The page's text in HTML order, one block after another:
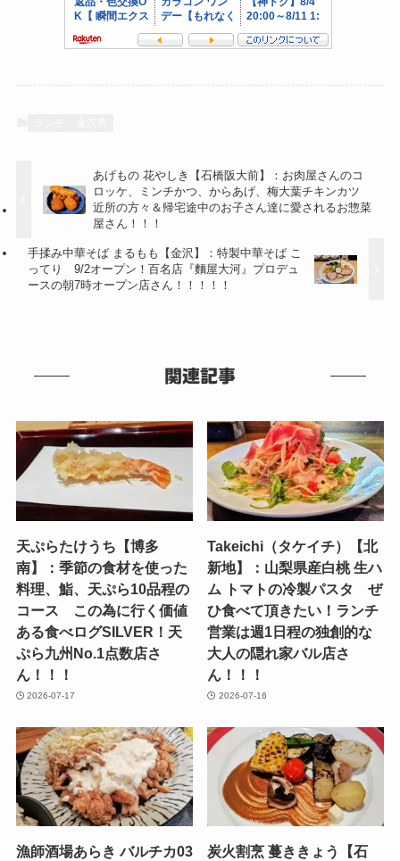
あげもの 花やしき【石橋阪大前】：お肉屋さんのコ
ロッケ、ミンチかつ、からあげ、梅大葉チキンカツ
近所の方々＆帰宅途中のお子さん達に愛されるお惣菜
屋さん！！！
手揉み中華そば まるもも【金沢】：特製中華そば こ
ってり 9/2オープン！百名店『麵屋大河』プロデュ
ースの朝7時オープン店さん！！！！！
関連記事
天ぷらたけうち【博多
南】：季節の食材を使った
料理、鮨、天ぷら10品程の
コース この為に行く価値
ある食べログSILVER！天
ぷら九州No.1点数店さ
ん！！！
2026-07-17
Takeichi（タケイチ）【北
新地】：山梨県産白桃 生ハ
ム トマトの冷製パスタ ぜ
ひ食べて頂きたい！ランチ
営業は週1日程の独創的な
大人の隠れ家バル店さ
ん！！！
2026-07-16
漁師酒場あらき バルチカ03
炭火割烹 蔓ききょう【石